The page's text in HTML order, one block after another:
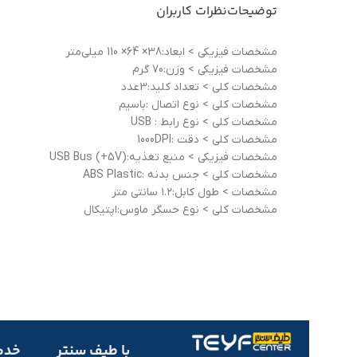
توضیحاتنظرات کاربران
مشخصات فيزيکی > ابعاد:38× 64× 110 میلی‌متر
مشخصات فيزيکی > وزن:70 گرم
مشخصات کلی > تعداد کلید:3عدد
مشخصات کلی > نوع اتصال :باسيم
مشخصات کلی > نوع رابط : USB
مشخصات کلی > دقت :1000DPI
مشخصات فيزيکی > منبع تغذيه:(USB Bus (+5V
مشخصات کلی > جنس بدنه :ABS Plastic
مشخصات > طول کابل:۱.۲ سانتی متر
مشخصات کلی > نوع حسگر ماوس:اپتیکال
با طیف سنتر